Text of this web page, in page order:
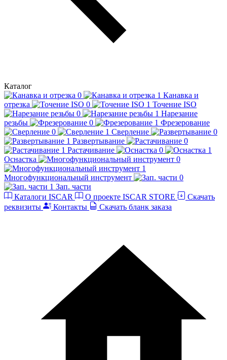
Каталог
Канавка и
отрезка
Точение ISO
Нарезание
резьбы
Фрезерование
Сверление
Развертывание
Растачивание
Оснастка
Многофункциональный инструмент
Зап. части
Каталоги ISCAR
О проекте ISCAR STORE
Скачать
реквизиты
Контакты Скачать бланк заказа